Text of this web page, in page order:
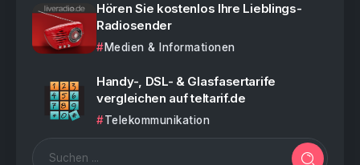
Hören Sie kostenlos Ihre Lieblings-
Radiosender
Medien & Informationen
Handy-, DSL- & Glasfasertarife
vergleichen auf teltarif.de
Telekommunikation